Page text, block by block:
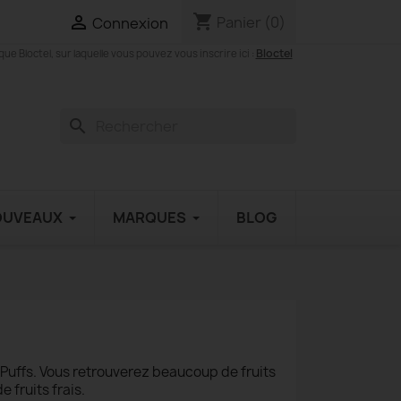
 Connexion shopping_cart Panier (0)
Bloctel, sur laquelle vous pouvez vous inscrire ici : Bloctel
search
MARQUES BLOG
Vous retrouverez beaucoup de fruits
fruits frais.